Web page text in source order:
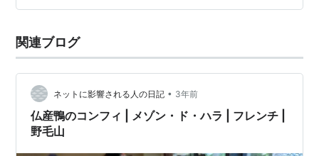
る梅の和菓子】 【青梅の爽やかさを閉じ込めた「青梅大
生地の中に、青梅の爽やかな風味を閉…
関連ブログ
ネットに影響される人の日記 • 3年前
仏産鴨のコンフィ | メゾン・ド・ハラ | フレンチ |
野毛山